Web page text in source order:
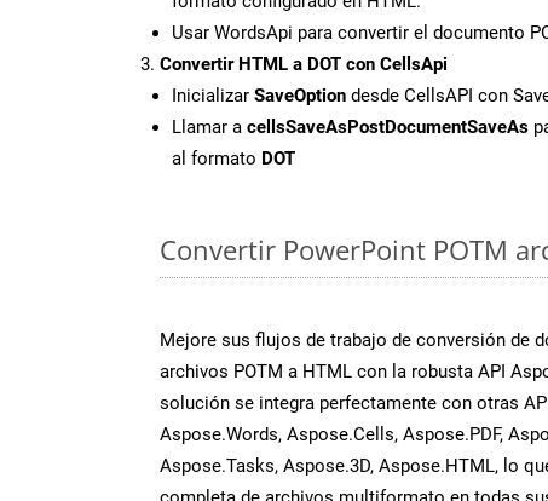
Usar WordsApi para convertir el documento
Convertir HTML a DOT con CellsApi
Inicializar SaveOption desde CellsAPI con
Llamar a cellsSaveAsPostDocumentSaveAs
al formato DOT
Convertir PowerPoint POTM
Mejore sus flujos de trabajo de conversión de
archivos POTM a HTML con la robusta API
solución se integra perfectamente con otras
Aspose.Words, Aspose.Cells, Aspose.PDF,
Aspose.Tasks, Aspose.3D, Aspose.HTML, lo